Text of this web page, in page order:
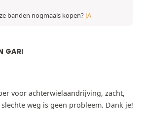
banden nogmaals kopen? JA
GARI
voor achterwielaandrijving, zacht,
weg is geen probleem. Dank je!